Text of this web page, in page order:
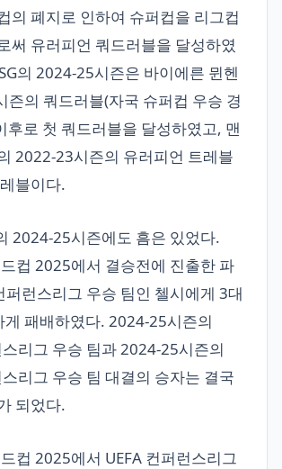
의 폐지로 인하여 슈퍼컵을 리그컵
써 유러피언 쿼드러블을 달성하였
의 2024-25시즌은 바이에른 뮌헨
즌의 쿼드러블(자국 슈퍼컵 우승 경
후로 첫 쿼드러블을 달성하였고, 맨
2022-23시즌의 유러피언 트레블
블이다.
2024-25시즌에도 흠은 있었다.
컵 2025에서 결승전에 진출한 파
퍼런스리그 우승 팀인 첼시에게 3대
패배하였다. 2024-25시즌의
스리그 우승 팀과 2024-25시즌의
스리그 우승 팀 대결의 승자는 결국
되었다.
컵 2025에서 UEFA 컨퍼런스리그